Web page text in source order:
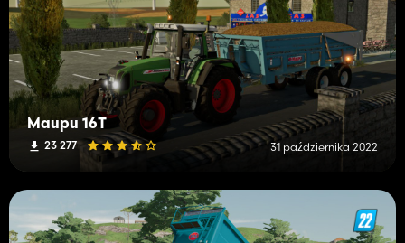
Maupu 16T
23 277 31 października 2022